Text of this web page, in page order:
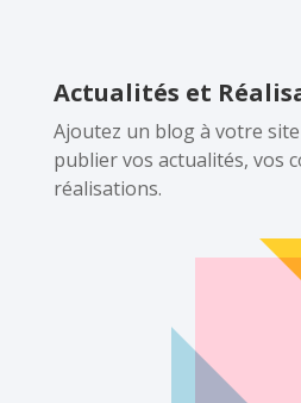
Actualités et
Ajoutez un blog à votre
publier vos actualités, vos
réalisations.